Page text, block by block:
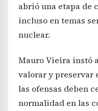
abrió una etapa de
incluso en temas
nuclear.
Mauro Vieira instó
valorar y preservar
las ofensas deben
normalidad en las